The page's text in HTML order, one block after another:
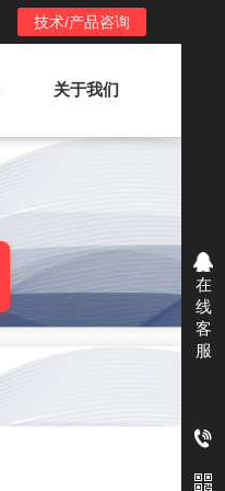
技术/产品咨询
关于我们
在
线
客
服